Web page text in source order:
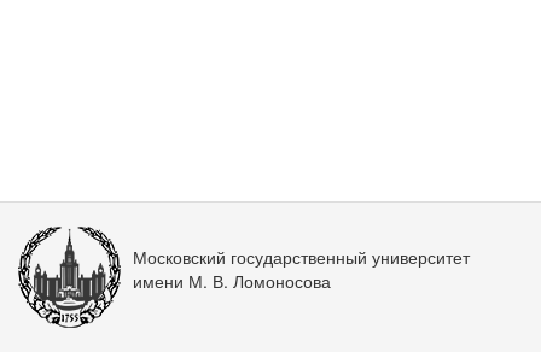
Московский государственный университет
имени М. В. Ломоносова